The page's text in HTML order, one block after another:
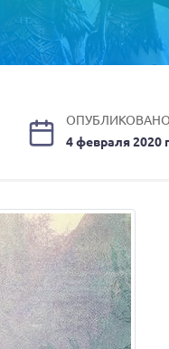
ОПУБЛИКОВАНО
4 февраля 2020